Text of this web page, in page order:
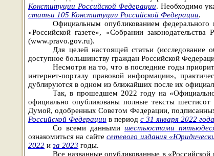
Конституции Российской Федерации. Необходимо
статьи 105 Конституции Российской Федерации.
Официальным опубликованием федерального
«Российской газете», «Собрании
(www.pravo.gov.ru).
Для целей настоящей статьи (исследование
доступное большинству граждан Российской
Несмотря на то, что в последние годы
интернет-порталу правовой информации»,
дублируются в одном из ближайших после их
Так, в прошедшем 2022 году на
официально опубликованы полные тексты шестисот
Думой, одобренных Советом Федерации,
Российской Федерации в периодс 31 января 2022 года
Со всеми даннымишестьюстами
ознакомиться на сайтесетевого издания
2022 иза 2023 годы.
Все названные опубликованные в «Российской